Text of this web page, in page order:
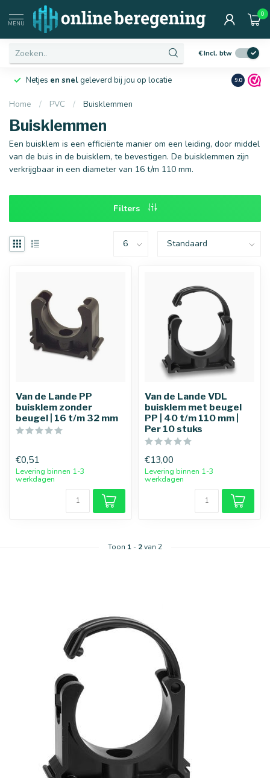
MENU
0
€Incl. btw
Netjes en snelgeleverd bij jou op locatie Ruim10
9.0
Home / PVC / Buisklemmen
Buisklemmen
Een buisklem is een efficiënte manier om een leiding, door middel
van de buis in de buisklem, te bevestigen. De buisklemmen zijn
verkrijgbaar in een diameter van 16 t/m 110 mm.
Filters
Van de Lande PP
buisklem zonder
beugel | 16 t/m 32 mm
€0,51
Levering binnen 1-3
werkdagen
Van de Lande VDL
buisklem met beugel
PP | 40 t/m 110 mm |
Per 10 stuks
€13,00
Levering binnen 1-3
werkdagen
Toon 1 - 2van 2
Afmetingen
16 mm